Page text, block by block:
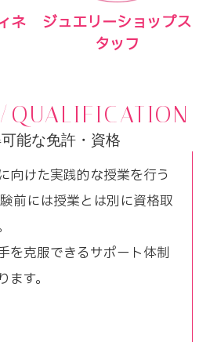
ネ
ジュエリーショップス
タッフ
QUALIFICATION
能な免許・資格
向けた実践的な授業を行う
前には授業とは別に資格取
を克服できるサポート体制
す。